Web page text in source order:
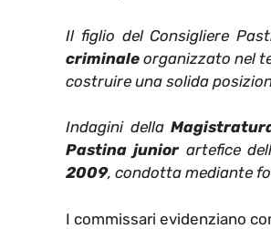
Il figlio del Consigliere
criminale organizzato nel
costruire una solida
Indagini della
Pastina juniorartefice
2009, condotta mediante
I commissari evidenziano